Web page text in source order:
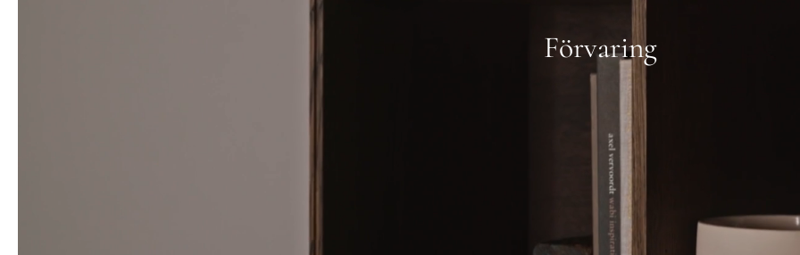
Förvaring